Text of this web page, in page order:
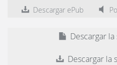
Descargar ePub
Descargar la
Descargar la